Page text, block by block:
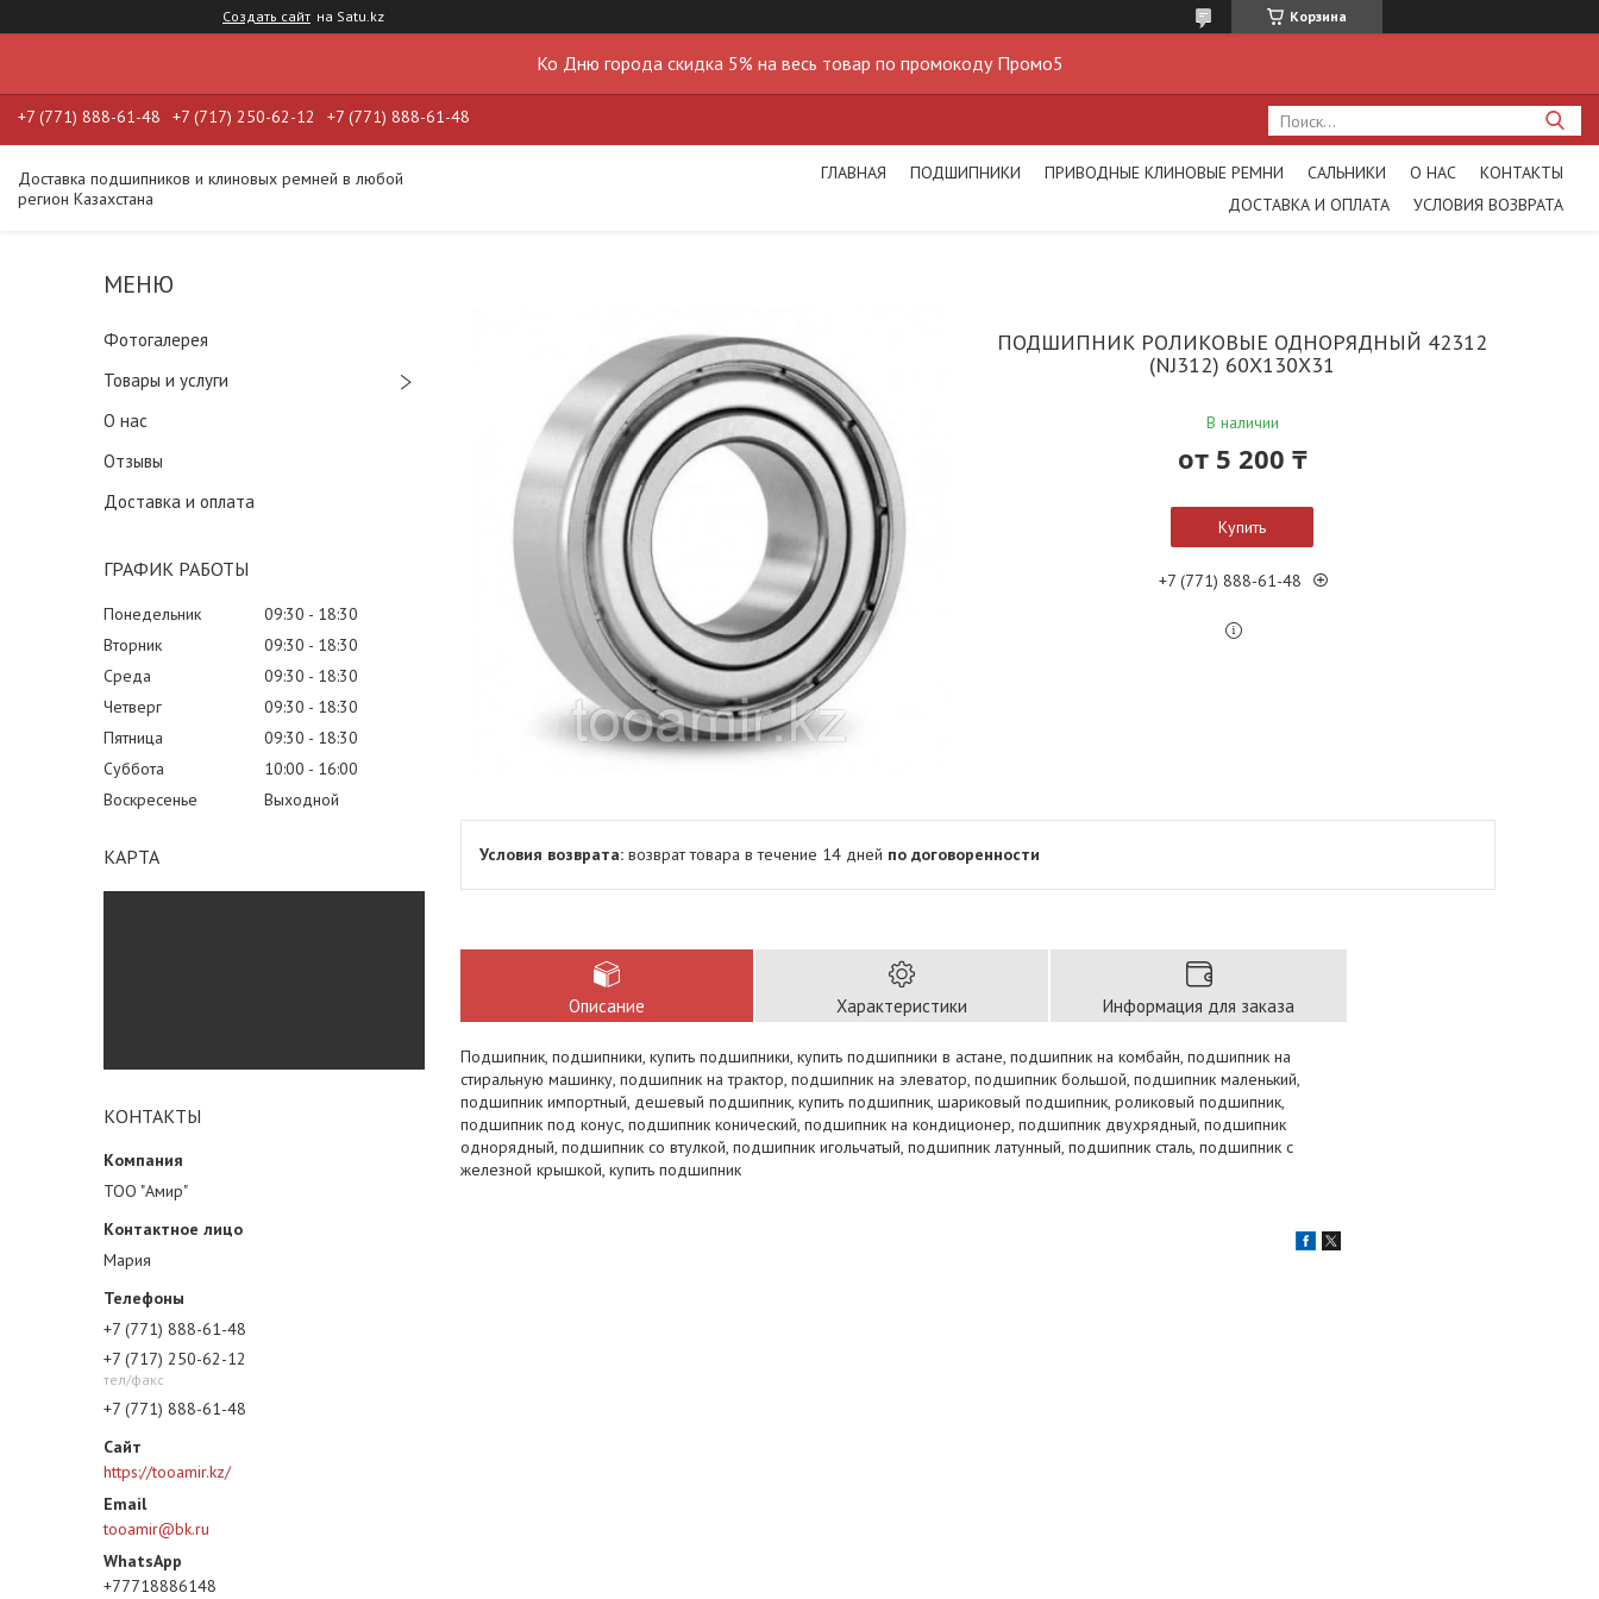
Создать сайт на Satu.kz Корзина
Ко Дню города скидка 5% на весь товар по промокоду Промо5
+7 (771) 888-61-48 +7 (717) 250-62-12 +7 (771) 888-61-48
Доставка подшипников и клиновых ремней в любой
регион Казахстана
ГЛАВНАЯ ПОДШИПНИКИ ПРИВОДНЫЕ КЛИНОВЫЕ РЕМНИ САЛЬНИКИ О НАС
КОНТАКТЫ
ДОСТАВКА И ОПЛАТА
УСЛОВИЯ ВОЗВРАТА
Фотогалерея
Товары и услуги
О нас
Отзывы
Доставка и оплата
ГРАФИК РАБОТЫ
Понедельник 09:30
18:30
Вторник
09:30
18:30
Среда
09:30
18:30
Четверг
09:30
18:30
Пятница
09:30
18:30
Суббота
10:00
16:00
Воскресенье
Выходной
КАРТА
КОНТАКТЫ
ТОО "Амир"
Мария
+7 (771) 888-61-48
+7 (717) 250-62-12
тел/факс
+7 (771) 888-61-48
https://tooamir.kz/
tooamir@bk.ru
+77718886148
ПОДШИПНИК РОЛИКОВЫЕ ОДНОРЯДНЫЙ 42312
(NJ312) 60X130X31
В наличии
от 5 200 ₸
Купить
+7 (771) 888-61-48
возврат товара в течение 14 дней по договоренности
Описание Характеристики Информация для заказа
Подшипник, подшипники, купить подшипники, купить подшипники в астане, подшипник на комбайн, подшипник на
стиральную машинку, подшипник на трактор, подшипник на элеватор, подшипник большой, подшипник маленький,
подшипник импортный, дешевый подшипник, купить подшипник, шариковый подшипник, роликовый подшипник,
подшипник под конус, подшипник конический, подшипник на кондиционер, подшипник двухрядный, подшипник
однорядный, подшипник со втулкой, подшипник игольчатый, подшипник латунный, подшипник сталь, подшипник с
железной крышкой, купить подшипник